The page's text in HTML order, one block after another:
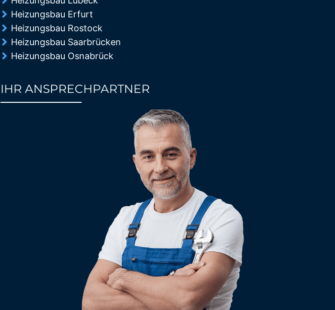
Heizungsbau Erfurt
Heizungsbau Rostock
Heizungsbau Saarbrücken
Heizungsbau Osnabrück
IHR ANSPRECHPARTNER